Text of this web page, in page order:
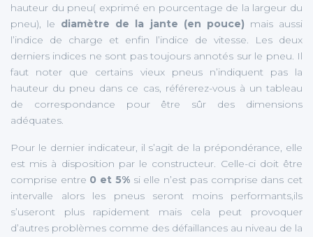
hauteur du pneu( exprimé en pourcentage de la largeur du
pneu), le diamètre de la jante (en pouce) mais aussi
l’indice de charge et enfin l’indice de vitesse. Les deux
derniers indices ne sont pas toujours annotés sur le pneu. Il
faut noter que certains vieux pneus n’indiquent pas la
hauteur du pneu dans ce cas, référerez-vous à un tableau
de correspondance pour être sûr des dimensions
adéquates.
Pour le dernier indicateur, il s’agit de la prépondérance, elle
est mis à disposition par le constructeur. Celle-ci doit être
comprise entre 0 et 5%si elle n’est pas comprise dans cet
intervalle alors les pneus seront moins performants,ils
s’useront plus rapidement mais cela peut provoquer
d’autres problèmes comme des défaillances au niveau de la